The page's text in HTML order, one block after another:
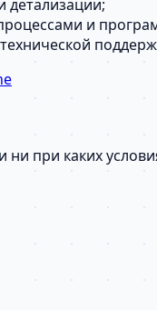
детализации;
и
при каких